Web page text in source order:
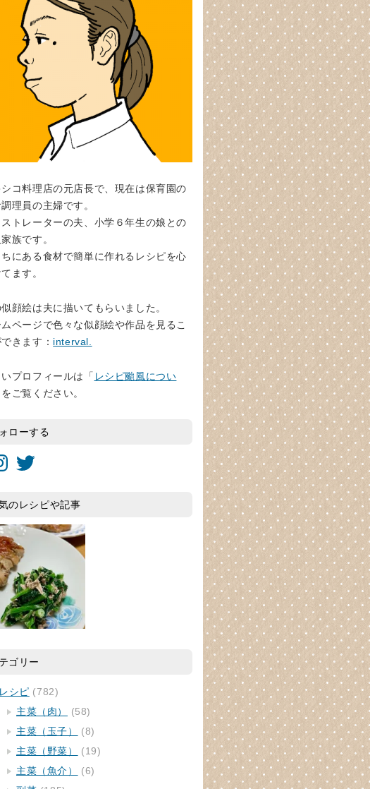
シコ料理店の元店長で、現在は保育園の
理員の主婦です。
ストレーターの夫、小学６年生の娘との
族です。
ちにある食材で簡単に作れるレシピを心
ます。
似顔絵は夫に描いてもらいました。
ページで色々な似顔絵や作品を見るこ
きます： interval.
プロフィールは「 レシピ颱風につい
をご覧ください。
ローする
Twitter
のレシピや記事
ゴリー
レシピ (782)
主菜（肉）
(58)
主菜（玉子）
(8)
主菜（野菜）
(19)
主菜（魚介）
(6)